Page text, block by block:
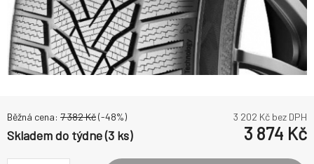
Běžná cena: 7 382Kč(-48%) 3 202 Kč bez DPH
Skladem do týdne (3 ks) 3 874 Kč